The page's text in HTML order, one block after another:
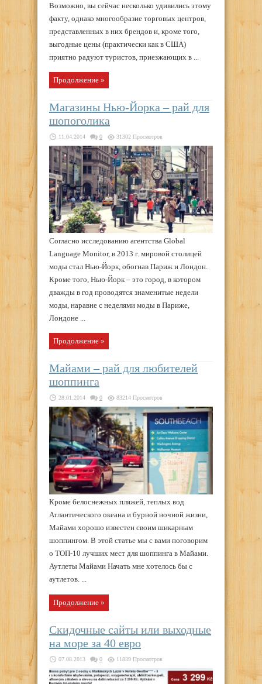
Возможно, вы сейчас несколько удивились этому
факту, однако многообразие торговых центров,
представленных в них брендов и, кроме того,
выгодные цены (практически как в США)
приятно радуют туристов, приезжающих в ...
Продолжение »
Магазины Нью-Йорка – рай для
шопоголика
11.04.2014 0 31302 Просмотров
Согласно исследованию агентства Global
Language Monitor, в 2013 г. мировой столицей
моды стал Нью-Йорк, обогнав Париж и Лондон.
Кроме того, Нью-Йорк – это город, в котором
дважды в год проводятся знаменитые недели
моды, наравне с неделями моды в Париже,
Лондоне ...
Продолжение »
Майами – рай для любителей
шоппинга
28.01.2014 0 83214 Просмотров
Кроме белоснежных пляжей, теплых вод
Атлантического океана и бурной ночной жизни,
Майами хорошо известен своим шикарным
шоппингом. В этой статье мы с вами поговорим
о ТОП-10 лучших мест для шоппинга в Майами.
Аутлеты Майами Начать мне хотелось бы с
аутлетов. ...
Продолжение »
Скидочные сайты или выходные
на море за 40 евро
07.08.2013 0 11839 Просмотров